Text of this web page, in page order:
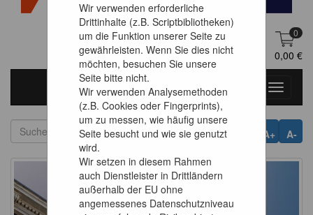
Wir verwenden erforderliche
Drittinhalte (z.B. Scriptbibliotheken)
um die Funktion unserer Seite zu
gewährleisten. Wenn Sie dies nicht
möchten, besuchen Sie unsere
Seite bitte nicht.
Wir verwenden Analysemethoden
(z.B. Cookies oder Fingerprints),
um zu messen, wie häufig unsere
Seite besucht und wie sie genutzt
wird.
Wir setzen in diesem Rahmen
auch Dienstleister in Drittländern
außerhalb der EU ohne
angemessenes Datenschutzniveau
DE Anmelden
0
0,00 €
Toggle
A-
A+